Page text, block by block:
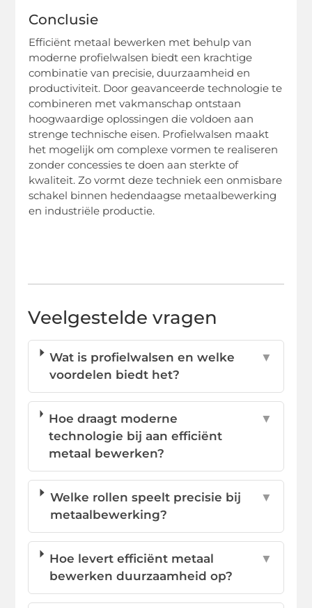
Conclusie
Efficiënt metaal bewerken met behulp van
moderne profielwalsen biedt een krachtige
combinatie van precisie, duurzaamheid en
productiviteit. Door geavanceerde technologie te
combineren met vakmanschap ontstaan
hoogwaardige oplossingen die voldoen aan
strenge technische eisen. Profielwalsen maakt
het mogelijk om complexe vormen te realiseren
zonder concessies te doen aan sterkte of
kwaliteit. Zo vormt deze techniek een onmisbare
schakel binnen hedendaagse metaalbewerking
en industriële productie.
Veelgestelde vragen
Wat is profielwalsen en welke
voordelen biedt het?
▼
Hoe draagt moderne
technologie bij aan efficiënt
metaal bewerken?
▼
Welke rollen speelt precisie bij
metaalbewerking?
▼
Hoe levert efficiënt metaal
bewerken duurzaamheid op?
▼